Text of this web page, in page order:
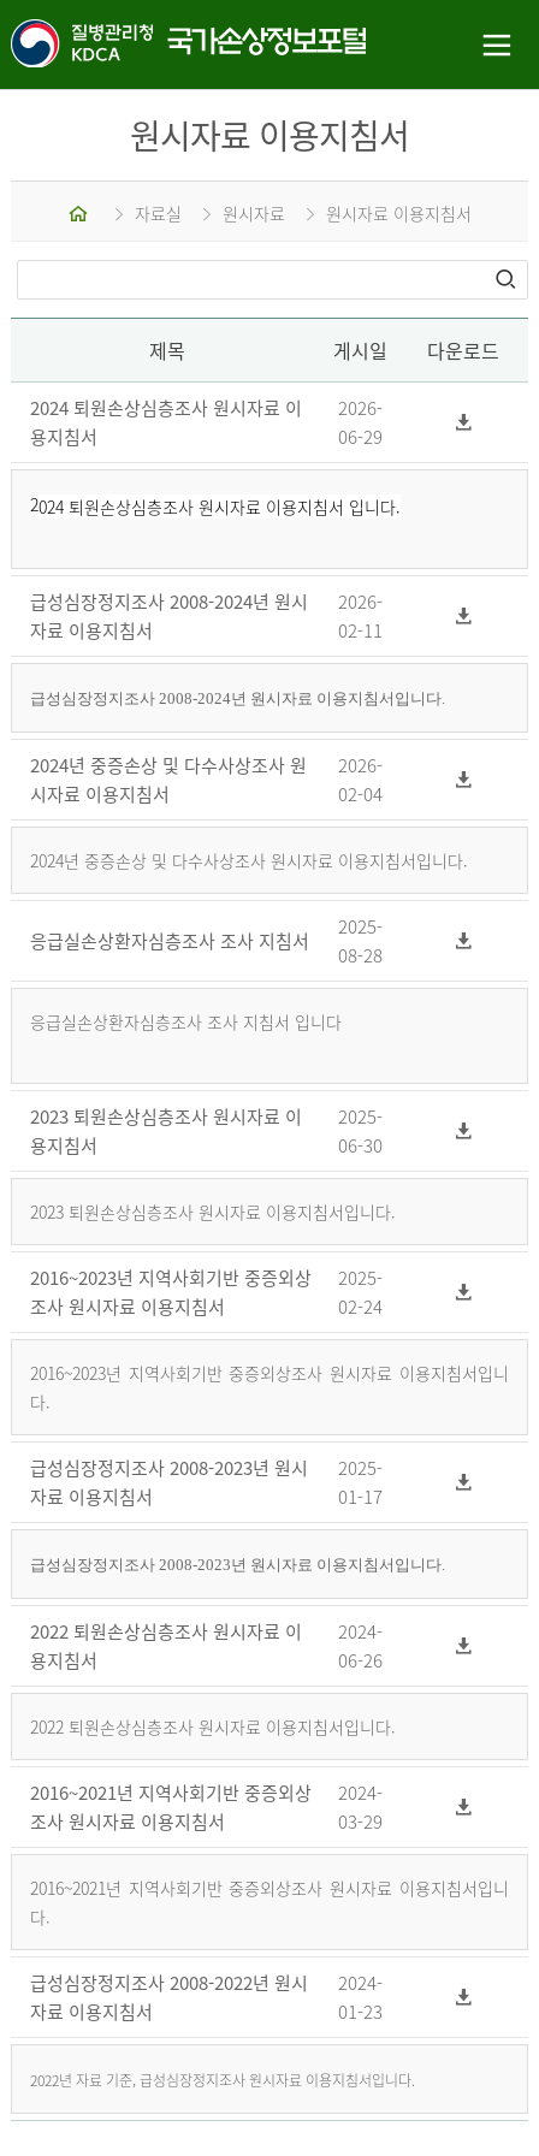
원시자료 이용지침서
홈 자료실 원시자료 원시자료 이용지침서
제목 게시일 다운로드
2024 퇴원손상심층조사 원시자료 이
용지침서
2026-
06-29
2024 퇴원손상심층조사 원시자료 이용지침서 입니다.
급성심장정지조사 2008-2024년 원시
자료 이용지침서
2026-
02-11
급성심장정지조사 2008-2024년 원시자료 이용지침서입니다.
2024년 중증손상 및 다수사상조사 원
시자료 이용지침서
2026-
02-04
2024년 중증손상 및 다수사상조사 원시자료 이용지침서입니다.
응급실손상환자심층조사 조사 지침서
2025-
08-28
응급실손상환자심층조사 조사 지침서 입니다
2023 퇴원손상심층조사 원시자료 이
용지침서
2025-
06-30
2023 퇴원손상심층조사 원시자료 이용지침서입니다.
2016~2023년 지역사회기반 중증외상
조사 원시자료 이용지침서
2025-
02-24
2016~2023년 지역사회기반 중증외상조사 원시자료 이용지침서입니
다.
급성심장정지조사 2008-2023년 원시
자료 이용지침서
2025-
01-17
급성심장정지조사 2008-2023년 원시자료 이용지침서입니다.
2022 퇴원손상심층조사 원시자료 이
용지침서
2024-
06-26
2022 퇴원손상심층조사 원시자료 이용지침서입니다.
2016~2021년 지역사회기반 중증외상
조사 원시자료 이용지침서
2024-
03-29
2016~2021년 지역사회기반 중증외상조사 원시자료 이용지침서입니
다.
급성심장정지조사 2008-2022년 원시
자료 이용지침서
2024-
01-23
2022년 자료 기준, 급성심장정지조사 원시자료 이용지침서입니다.